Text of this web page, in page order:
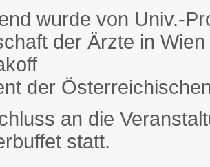
wurde von Univ.-
der Ärzte in
der
an die
statt.